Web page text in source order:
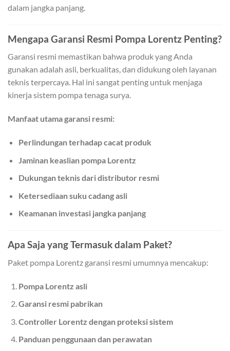
dalam jangka panjang.
Mengapa Garansi Resmi Pompa Lorentz Penting?
Garansi resmi memastikan bahwa produk yang Anda
gunakan adalah asli, berkualitas, dan didukung oleh layanan
teknis terpercaya. Hal ini sangat penting untuk menjaga
kinerja sistem pompa tenaga surya.
Manfaat utama garansi resmi:
Perlindungan terhadap cacat produk
Jaminan keaslian pompa Lorentz
Dukungan teknis dari distributor resmi
Ketersediaan suku cadang asli
Keamanan investasi jangka panjang
Apa Saja yang Termasuk dalam Paket?
Paket pompa Lorentz garansi resmi umumnya mencakup:
Pompa Lorentz asli
Garansi resmi pabrikan
Controller Lorentz dengan proteksi sistem
Panduan penggunaan dan perawatan